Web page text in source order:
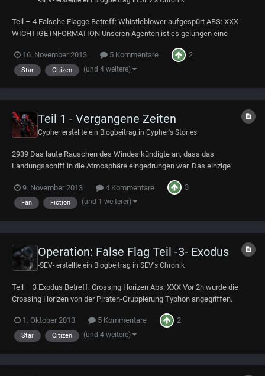
Teil – 4 Falsche Flagge Betreff: Whistleblower aufgespürt ABS: XXX
WICHTIGE INFORMATION Unseren Agenten ist es gelungen eine
können mit Sicherheit bestätigen, das sich der Whistleblower unter
Gefangenschaft im Hades-System befindet....
16. November 2013 5 Kommentare 2
Star Citizen (und 4 weitere)
Teil 1 - Vergangene Zeiten
Cypher erstellte ein Blogbeitrag in Cypher's Stories
2939 Das laute Rauschen des Windes kündigte an, dass das
Landungsschiff in die Atmosphäre eingedrungen war. Das einzige
loses Teil was irgendwo in der Maschine ununterbrochen klapperte. Die
beiden im Cockpit eingeengten Piloten hatte...
9. November 2013 4 Kommentare 3
Fan Fiction (und 1 weiterer)
Operation: False Flag Teil -3- Exodus
-SEV- erstellte ein Blogbeitrag in SEV's Chronik
Teil – 3 Exodus Betreff: Crossing Horizen Abs: XXX Vor 2h wurde die
Crossing Horizen von der Piraten-Gruppierung Typhon angegriffen.
den Piraten weitet sich aus und macht keinen Halt vor zivilen Opfern. Vor
nicht einmal 2 Stunde...
1. Oktober 2013 5 Kommentare 2
Star Citizen (und 4 weitere)